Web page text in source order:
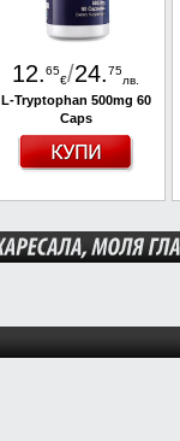
12.65
€/24.75
лв.
L-Tryptophan 500mg 60
Caps